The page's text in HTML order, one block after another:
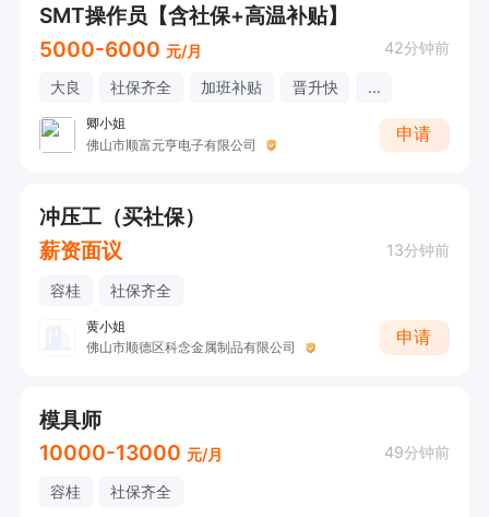
SMT操作员【含社保+高温补贴】
5000-6000 元/月 42分钟前
大良 社保齐全 加班补贴 晋升快 ...
卿小姐
佛山市顺富元亨电子有限公司
申请
冲压工（买社保）
薪资面议
13分钟前
容桂 社保齐全
黄小姐
佛山市顺德区科念金属制品有限公司
申请
模具师
10000-13000 元/月 49分钟前
容桂 社保齐全